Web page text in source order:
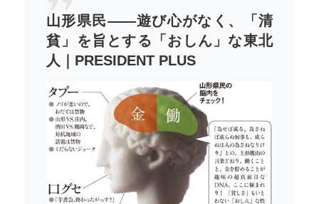
山形県民――遊び心がなく、「清
貧」を旨とする「おしん」な東北
人｜PRESIDENT PLUS